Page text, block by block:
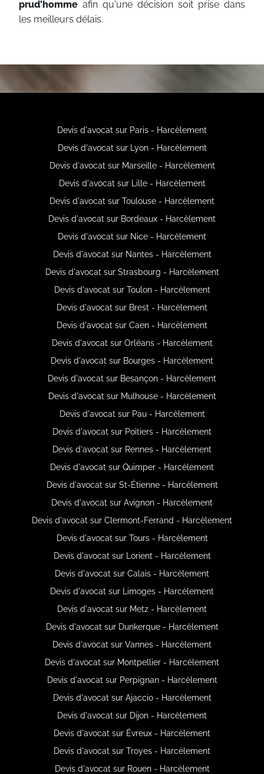
prud'homme afin qu'une décision soit prise dans
les meilleurs délais.
Devis d'avocat sur Paris - Harcèlement
Devis d'avocat sur Lyon - Harcèlement
Devis d'avocat sur Marseille - Harcèlement
Devis d'avocat sur Lille - Harcèlement
Devis d'avocat sur Toulouse - Harcèlement
Devis d'avocat sur Bordeaux - Harcèlement
Devis d'avocat sur Nice - Harcèlement
Devis d'avocat sur Nantes - Harcèlement
Devis d'avocat sur Strasbourg - Harcèlement
Devis d'avocat sur Toulon - Harcèlement
Devis d'avocat sur Brest - Harcèlement
Devis d'avocat sur Caen - Harcèlement
Devis d'avocat sur Orléans - Harcèlement
Devis d'avocat sur Bourges - Harcèlement
Devis d'avocat sur Besançon - Harcèlement
Devis d'avocat sur Mulhouse - Harcèlement
Devis d'avocat sur Pau - Harcèlement
Devis d'avocat sur Poitiers - Harcèlement
Devis d'avocat sur Rennes - Harcèlement
Devis d'avocat sur Quimper - Harcèlement
Devis d'avocat sur St-Étienne - Harcèlement
Devis d'avocat sur Avignon - Harcèlement
Devis d'avocat sur Clermont-Ferrand - Harcèlement
Devis d'avocat sur Tours - Harcèlement
Devis d'avocat sur Lorient - Harcèlement
Devis d'avocat sur Calais - Harcèlement
Devis d'avocat sur Limoges - Harcèlement
Devis d'avocat sur Metz - Harcèlement
Devis d'avocat sur Dunkerque - Harcèlement
Devis d'avocat sur Vannes - Harcèlement
Devis d'avocat sur Montpellier - Harcèlement
Devis d'avocat sur Perpignan - Harcèlement
Devis d'avocat sur Ajaccio - Harcèlement
Devis d'avocat sur Dijon - Harcèlement
Devis d'avocat sur Évreux - Harcèlement
Devis d'avocat sur Troyes - Harcèlement
Devis d'avocat sur Rouen - Harcèlement